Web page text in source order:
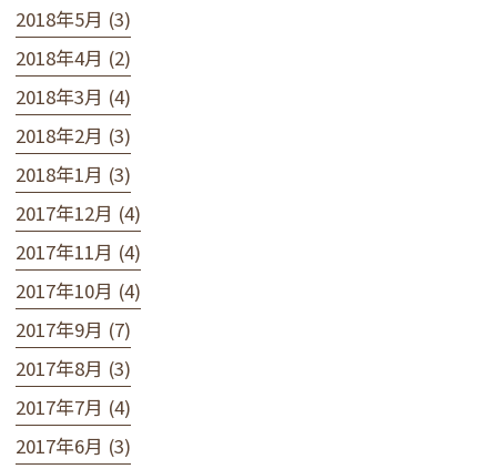
2018年5月 (3)
2018年4月 (2)
2018年3月 (4)
2018年2月 (3)
2018年1月 (3)
2017年12月 (4)
2017年11月 (4)
2017年10月 (4)
2017年9月 (7)
2017年8月 (3)
2017年7月 (4)
2017年6月 (3)